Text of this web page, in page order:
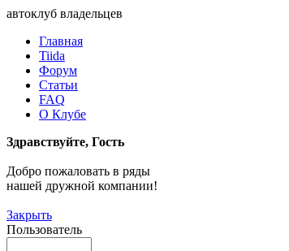
автоклуб владельцев
Главная
Tiida
Форум
Статьи
FAQ
О Клубе
Здравствуйте, Гость
Добро пожаловать в ряды
нашей дружной компании!
Закрыть
Пользователь